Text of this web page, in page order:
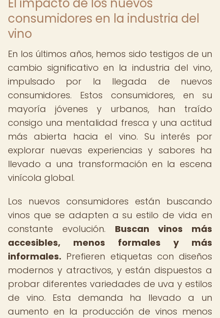
consumidores en la industria del
vino
En los últimos años, hemos sido testigos de un
cambio significativo en la industria del vino,
impulsado por la llegada de nuevos
consumidores. Estos consumidores, en su
mayoría jóvenes y urbanos, han traído
consigo una mentalidad fresca y una actitud
más abierta hacia el vino. Su interés por
explorar nuevas experiencias y sabores ha
llevado a una transformación en la escena
vinícola global.
Los nuevos consumidores están buscando
vinos que se adapten a su estilo de vida en
constante evolución. Buscan vinos más
accesibles, menos formales y más
informales. Prefieren etiquetas con diseños
modernos y atractivos, y están dispuestos a
probar diferentes variedades de uva y estilos
de vino. Esta demanda ha llevado a un
aumento en la producción de vinos menos